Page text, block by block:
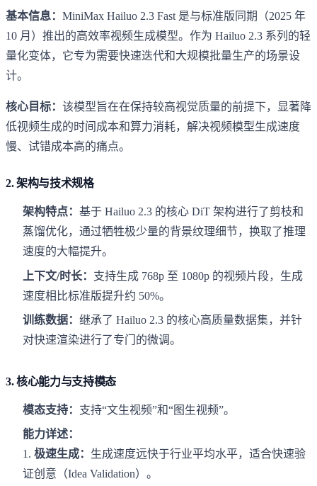
基本信息： MiniMax Hailuo 2.3 Fast 是与标准版同期（2025 年
10 月）推出的高效率视频生成模型。作为 Hailuo 2.3 系列的轻
量化变体，它专为需要快速迭代和大规模批量生产的场景设
计。
核心目标： 该模型旨在在保持较高视觉质量的前提下，显著降
低视频生成的时间成本和算力消耗，解决视频模型生成速度
慢、试错成本高的痛点。
2. 架构与技术规格
架构特点： 基于 Hailuo 2.3 的核心 DiT 架构进行了剪枝和
蒸馏优化，通过牺牲极少量的背景纹理细节，换取了推理
速度的大幅提升。
上下文/时长： 支持生成 768p 至 1080p 的视频片段，生成
速度相比标准版提升约 50%。
训练数据： 继承了 Hailuo 2.3 的核心高质量数据集，并针
对快速渲染进行了专门的微调。
3. 核心能力与支持模态
模态支持： 支持“文生视频”和“图生视频”。
能力详述：
1. 极速生成： 生成速度远快于行业平均水平，适合快速验
证创意（Idea Validation）。